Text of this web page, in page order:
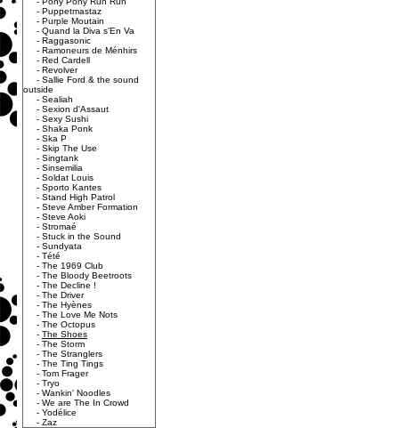
- Puppetmastaz
- Purple Moutain
- Quand la Diva s'En Va
- Raggasonic
- Ramoneurs de Ménhirs
- Red Cardell
- Revolver
- Sallie Ford & the sound
outside
- Sealiah
- Sexion d'Assaut
- Sexy Sushi
- Shaka Ponk
- Ska P
- Skip The Use
- Singtank
- Sinsemilia
- Soldat Louis
- Sporto Kantes
- Stand High Patrol
- Steve Amber Formation
- Steve Aoki
- Stromaé
- Stuck in the Sound
- Sundyata
- Tété
- The 1969 Club
- The Bloody Beetroots
- The Decline !
- The Driver
- The Hyènes
- The Love Me Nots
- The Octopus
- The Shoes
- The Storm
- The Stranglers
- The Ting Tings
- Tom Frager
- Tryo
- Wankin' Noodles
- We are The In Crowd
- Yodélice
- Zaz